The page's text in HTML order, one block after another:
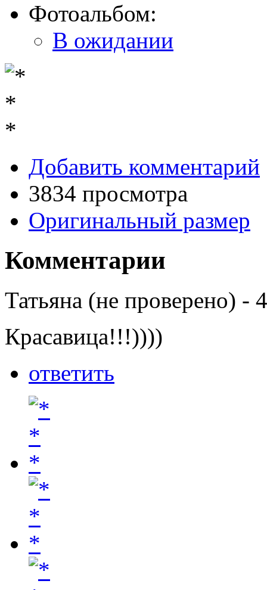
Фотоальбом:
В ожидании
Добавить комментарий
3834 просмотра
Оригинальный размер
Комментарии
Татьяна (не проверено) -
Красавица!!!))))
ответить